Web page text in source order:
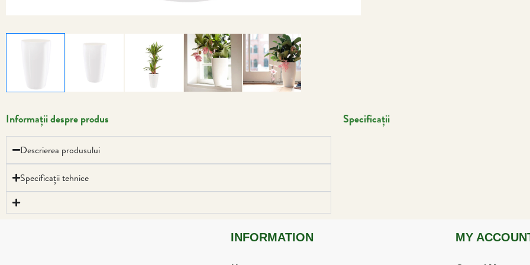
Informații despre produs
Descrierea produsului
Specificații tehnice
Specificații
INFORMATION MY